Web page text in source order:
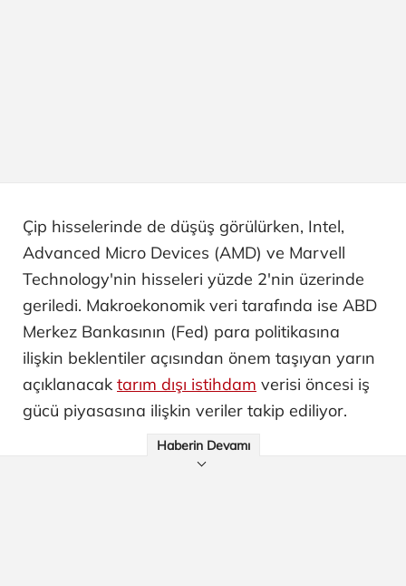
Çip hisselerinde de düşüş görülürken, Intel,
Advanced Micro Devices (AMD) ve Marvell
Technology'nin hisseleri yüzde 2'nin üzerinde
geriledi. Makroekonomik veri tarafında ise ABD
Merkez Bankasının (Fed) para politikasına
ilişkin beklentiler açısından önem taşıyan yarın
açıklanacak tarım dışı istihdam verisi öncesi iş
gücü piyasasına ilişkin veriler takip ediliyor.
Haberin Devamı